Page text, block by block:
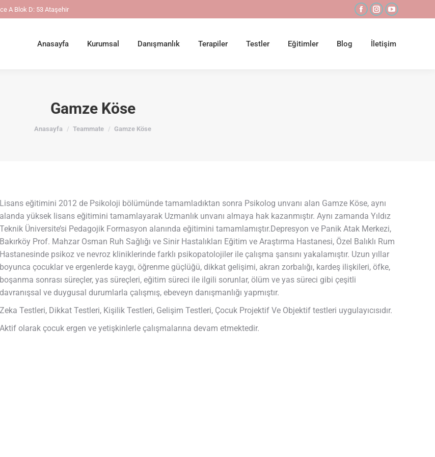
A Blok D: 53 Ataşehir
Facebook
opens
Instagram
opens
YouTube
opens
Anasayfa Kurumsal Danışmanlık Terapiler Testler Eğitimler Blog İletişim
Gamze Köse
You are here:
Anasayfa Teammate Gamze Köse
Lisans eğitimini 2012 de Psikoloji bölümünde tamamladıktan sonra Psikolog unvanı alan Gamze Köse, aynı
alanda yüksek lisans eğitimini tamamlayarak Uzmanlık unvanı almaya hak kazanmıştır. Aynı zamanda Yıldız
Teknik Üniversite’si Pedagojik Formasyon alanında eğitimini tamamlamıştır.Depresyon ve Panik Atak Merkezi,
Bakırköy Prof. Mahzar Osman Ruh Sağlığı ve Sinir Hastalıkları Eğitim ve Araştırma Hastanesi, Özel Balıklı Rum
Hastanesinde psikoz ve nevroz kliniklerinde farklı psikopatolojiler ile çalışma şansını yakalamıştır. Uzun yıllar
boyunca çocuklar ve ergenlerde kaygı, öğrenme güçlüğü, dikkat gelişimi, akran zorbalığı, kardeş ilişkileri, öfke,
boşanma sonrası süreçler, yas süreçleri, eğitim süreci ile ilgili sorunlar, ölüm ve yas süreci gibi çeşitli
davranışsal ve duygusal durumlarla çalışmış, ebeveyn danışmanlığı yapmıştır.
Zeka Testleri, Dikkat Testleri, Kişilik Testleri, Gelişim Testleri, Çocuk Projektif Ve Objektif testleri uygulayıcısıdır.
Aktif olarak çocuk ergen ve yetişkinlerle çalışmalarına devam etmektedir.